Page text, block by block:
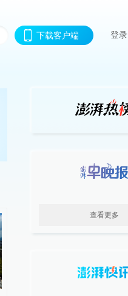
下载客户端 登录
查看更多